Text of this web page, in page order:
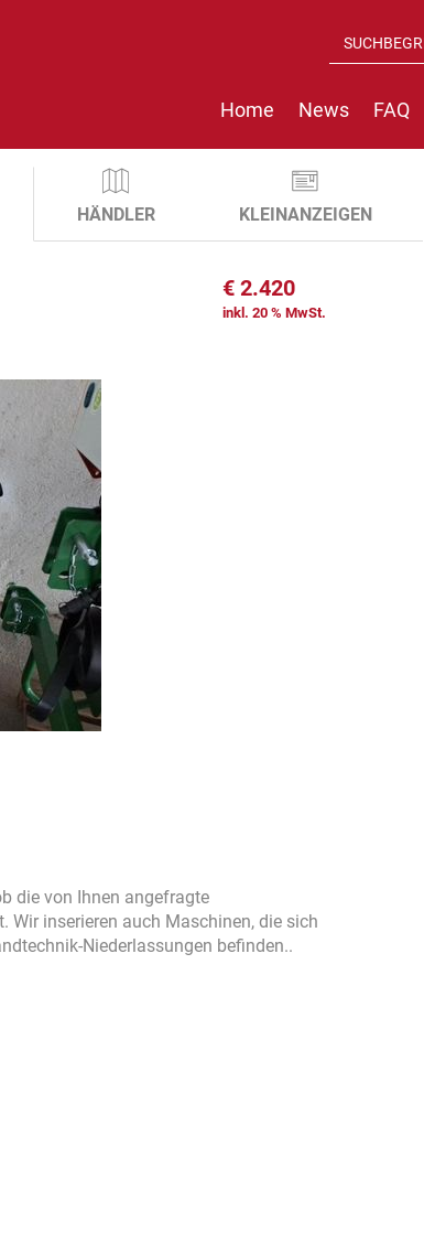
Home News FAQ
HÄNDLER KLEINANZEIGEN
€ 2.420
inkl. 20 % MwSt.
die von Ihnen angefragte
inserieren auch Maschinen, die sich
Niederlassungen befinden..